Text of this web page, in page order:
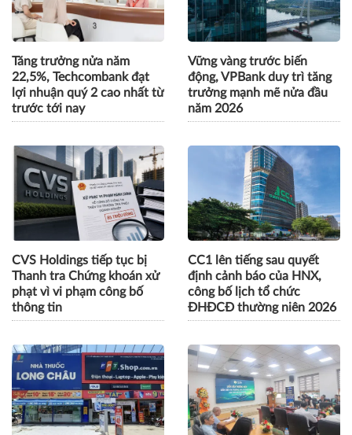
Tăng trưởng nửa năm
22,5%, Techcombank đạt
lợi nhuận quý 2 cao nhất từ
trước tới nay
Vững vàng trước biến
động, VPBank duy trì tăng
trưởng mạnh mẽ nửa đầu
năm 2026
CVS Holdings tiếp tục bị
Thanh tra Chứng khoán xử
phạt vì vi phạm công bố
thông tin
CC1 lên tiếng sau quyết
định cảnh báo của HNX,
công bố lịch tổ chức
ĐHĐCĐ thường niên 2026